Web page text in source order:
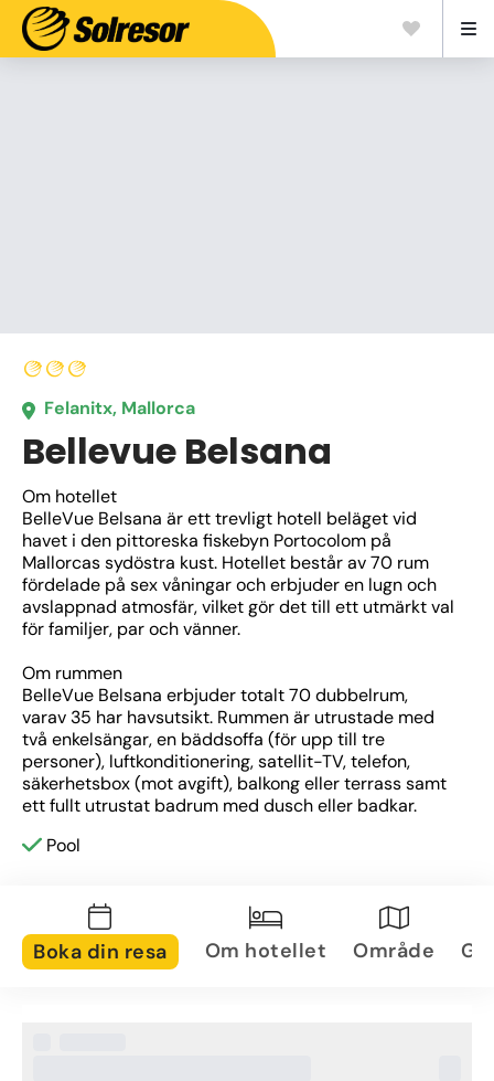
Felanitx, Mallorca
Bellevue Belsana
Om hotellet
BelleVue Belsana är ett trevligt hotell beläget vid
havet i den pittoreska fiskebyn Portocolom på
Mallorcas sydöstra kust. Hotellet består av 70 rum
fördelade på sex våningar och erbjuder en lugn och
avslappnad atmosfär, vilket gör det till ett utmärkt val
för familjer, par och vänner.
Om rummen
BelleVue Belsana erbjuder totalt 70 dubbelrum,
varav 35 har havsutsikt. Rummen är utrustade med
två enkelsängar, en bäddsoffa (för upp till tre
personer), luftkonditionering, satellit-TV, telefon,
säkerhetsbox (mot avgift), balkong eller terrass samt
ett fullt utrustat badrum med dusch eller badkar.
Om området
fina sand och kristallklara vatten. Portocolom är en
charmig fiskeby med en vacker hamn, traditionell
mallorkinsk arkitektur och ett utbud av restauranger
Pool
Boka din resa Om hotellet Område